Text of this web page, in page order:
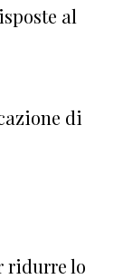
al
di
ridurre lo